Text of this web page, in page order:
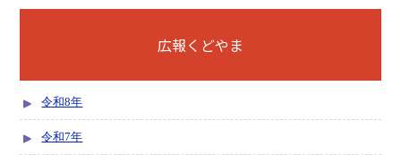
広報くどやま
令和8年
令和7年